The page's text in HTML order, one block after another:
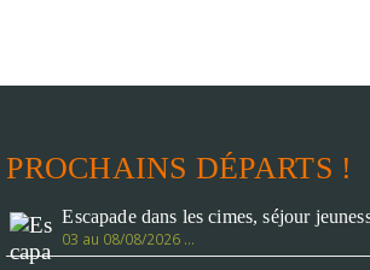
PROCHAINS DÉPARTS !
Escapade dans les cimes, séjour
03 au 08/08/2026 …